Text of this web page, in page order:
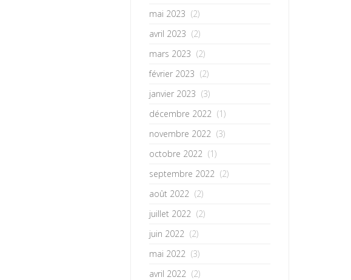
mai 2023 (2)
avril 2023 (2)
mars 2023 (2)
février 2023 (2)
janvier 2023 (3)
décembre 2022 (1)
novembre 2022 (3)
octobre 2022 (1)
septembre 2022 (2)
août 2022 (2)
juillet 2022 (2)
juin 2022 (2)
mai 2022 (3)
avril 2022 (2)